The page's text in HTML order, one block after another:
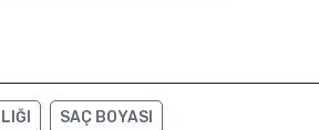
SAÇ BOYASI